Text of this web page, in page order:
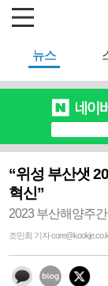
뉴스
“위성 부산샛
혁신”
2023 부산해양주
조민희 기자